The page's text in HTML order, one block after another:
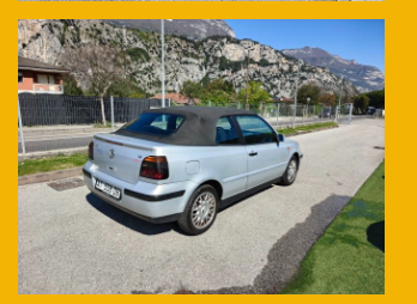
PER MAGGIORI INFO: 3423837989
NOLEGGIO: 04641980040
Il nostro modo di lavorare prevede la massima
Nota: La presente scheda è compilata con
di definizione del contratto con il Cliente.